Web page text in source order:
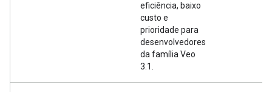
eficiência, baixo
custo e
prioridade para
desenvolvedores
da família Veo
3.1.